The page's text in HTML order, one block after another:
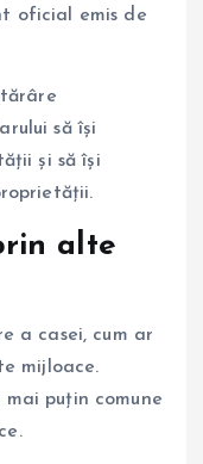
oficial emis de
să își
și să își
alte
a casei, cum ar
mijloace.
puțin comune